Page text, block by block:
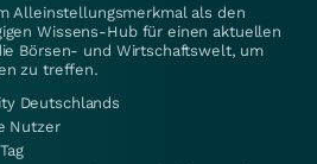
Alleinstellungsmerkmal als den
Wissens-Hub für einen aktuellen
Börsen- und Wirtschaftswelt, um
zu treffen.
Deutschlands
Nutzer